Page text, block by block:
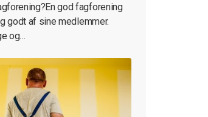
god fagforening
godt af sine medlemmer.
og…